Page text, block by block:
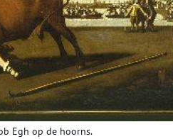
Egh op de hoorns.